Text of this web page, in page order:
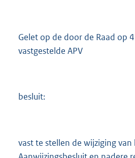
Gelet op de door de Raad op
vastgestelde APV
besluit:
vast te stellen de wijziging van